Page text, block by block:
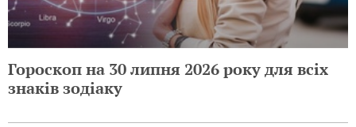
Гороскоп на 30 липня 2026 року для всіх
знаків зодіаку